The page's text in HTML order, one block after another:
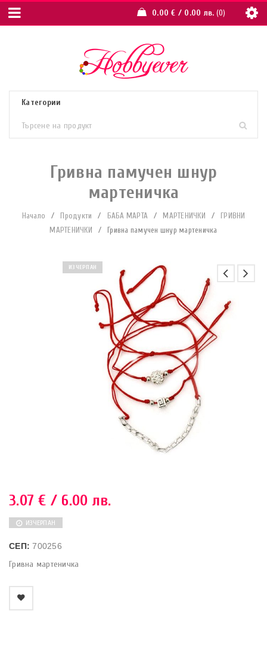
0.00€ / 0.00 лв. 0
Гривна памучен шнур
мартеничка
Начало / Продукти / БАБА МАРТА / МАРТЕНИЧКИ /
ГРИВНИ
МАРТЕНИЧКИ
/ Гривна памучен шнур мартеничка
ИЗЧЕРПАН
3.07€ / 6.00 лв.
ИЗЧЕРПАН
СЕП:700256
Гривна мартеничка